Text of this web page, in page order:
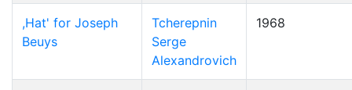
,Hat' for Joseph
Beuys
Tcherepnin
Serge
Alexandrovich
1968